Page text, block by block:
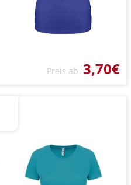
Preis ab 3,70€